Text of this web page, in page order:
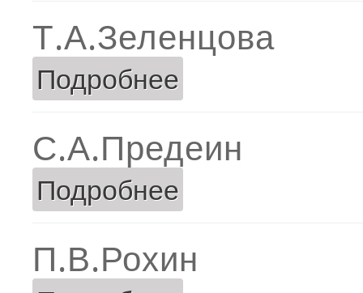
Т.А.Зеленцова
Подробнее
С.А.Предеин
Подробнее
П.В.Рохин